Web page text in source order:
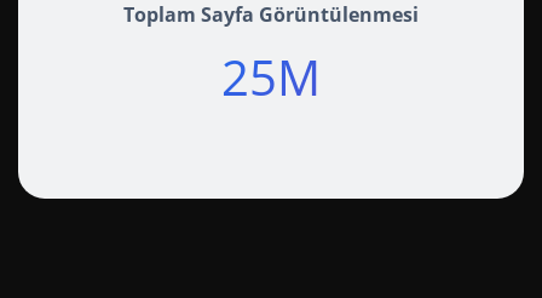
Toplam Sayfa Görüntülenmesi
25M+